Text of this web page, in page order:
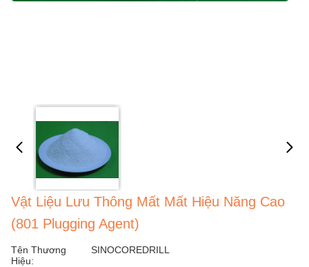
Vật Liệu Lưu Thông Mất Mất Hiệu Năng Cao
(801 Plugging Agent)
Tên Thương
Hiệu:
SINOCOREDRILL